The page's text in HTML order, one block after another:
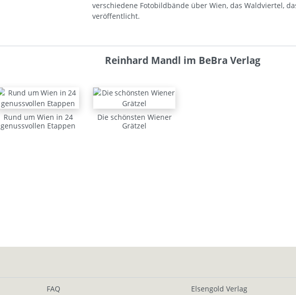
verschiedene Fotobildbände über Wien, das Waldviertel,
veröffentlicht.
Reinhard Mandl im BeBra Verlag
Rund um Wien in 24
genussvollen Etappen
Die schönsten Wiener
Grätzel
FAQ Elsengold Verlag